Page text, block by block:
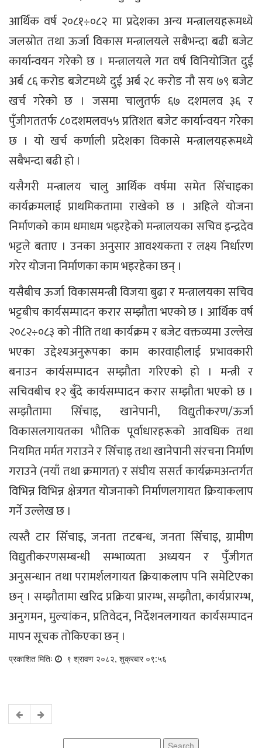
आर्थिक वर्ष २०८१÷०८२ मा प्रदेशका अन्य मन्त्रालयहरूमध्ये
जलस्रोत तथा ऊर्जा विकास मन्त्रालयले सबैभन्दा बढी बजेट
कार्यान्वयन गरेको छ । मन्त्रालयले गत वर्ष विनियोजित दुई
अर्ब ८६ करोड बजेटमध्ये दुई अर्ब २८ करोड नौ सय ७९ बजेट
खर्च गरेको छ । जसमा चालुतर्फ ६७ दशमलव ३६ र
पुँजीगततर्फ ८०दशमलव५५ प्रतिशत बजेट कार्यान्वयन गरेका
छ । यो खर्च कर्णाली प्रदेशका विकासे मन्त्रालयहरूमध्ये
सबैभन्दा बढी हो ।
यसैगरी मन्त्रालय चालु आर्थिक वर्षमा समेत सिँचाइका
कार्यक्रमलाई प्राथमिकतामा राखेको छ । अहिले योजना
निर्माणको काम धमाधम भइरहेको मन्त्रालयका सचिव इन्द्रदेव
भट्टले बताए । उनका अनुसार आवश्यकता र लक्ष्य निर्धारण
गरेर योजना निर्माणका काम भइरहेका छन् ।
यसैबीच ऊर्जा विकासमन्त्री विजया बुढा र मन्त्रालयका सचिव
भट्टबीच कार्यसम्पादन करार सम्झौता भएको छ । आर्थिक वर्ष
२०८२÷०८३ को नीति तथा कार्यक्रम र बजेट वक्तव्यमा उल्लेख
भएका उद्देश्यअनुरूपका काम कारवाहीलाई प्रभावकारी
बनाउन कार्यसम्पादन सम्झौता गरिएको हो । मन्त्री र
सचिवबीच १२ बुँदे कार्यसम्पादन करार सम्झौता भएको छ ।
सम्झौतामा सिँचाइ, खानेपानी, विद्युतीकरण/ऊर्जा
विकासलगायतका भौतिक पूर्वाधारहरूको आवधिक तथा
नियमित मर्मत गराउने र सिँचाइ तथा खानेपानी संरचना निर्माण
गराउने (नयाँ तथा क्रमागत) र संघीय ससर्त कार्यक्रमअन्तर्गत
विभिन्न विभिन्न क्षेत्रगत योजनाको निर्माणलगायत क्रियाकलाप
गर्ने उल्लेख छ ।
त्यस्तै टार सिँचाइ, जनता तटबन्ध, जनता सिँचाइ, ग्रामीण
विद्युतीकरणसम्बन्धी सम्भाव्यता अध्ययन र पुँजीगत
अनुसन्धान तथा परामर्शलगायत क्रियाकलाप पनि समेटिएका
छन् । सम्झौतामा खरिद प्रक्रिया प्रारम्भ, सम्झौता, कार्यप्रारम्भ,
अनुगमन, मुल्यांकन, प्रतिवेदन, निर्देशनलगायत कार्यसम्पादन
मापन सूचक तोकिएका छन् ।
प्रकाशित मितिः ९ श्रावण २०८२, शुक्रबार ०९:५६